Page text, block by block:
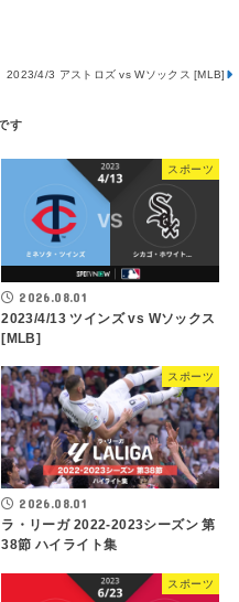
2023/4/3 アストロズ vs Wソックス [MLB]
スポーツ
2026.08.01
2023/4/13 ツインズ vs Wソックス
[MLB]
スポーツ
2026.08.01
ラ・リーガ 2022-2023シーズン 第
38節 ハイライト集
スポーツ